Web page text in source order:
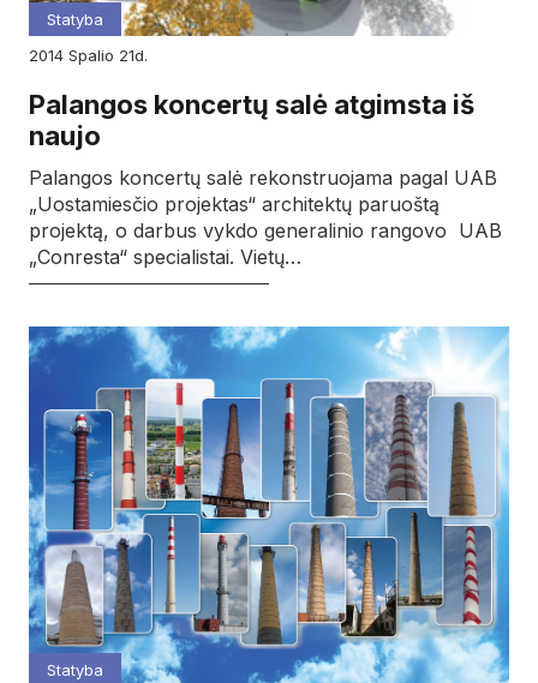
Statyba
2014
spalio 21d.
Palangos koncertų salė atgimsta iš
naujo
Palangos koncertų salė rekonstruojama pagal UAB
„Uostamiesčio projektas“ architektų paruoštą
projektą, o darbus vykdo generalinio rangovo UAB
„Conresta“ specialistai. Vietų…
Statyba